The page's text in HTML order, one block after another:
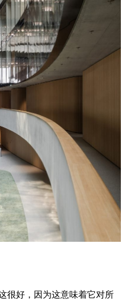
入口，这很好，因为
放——这并不是说有
都一样，但从形状上
。”
很好，因为这意味着它对所